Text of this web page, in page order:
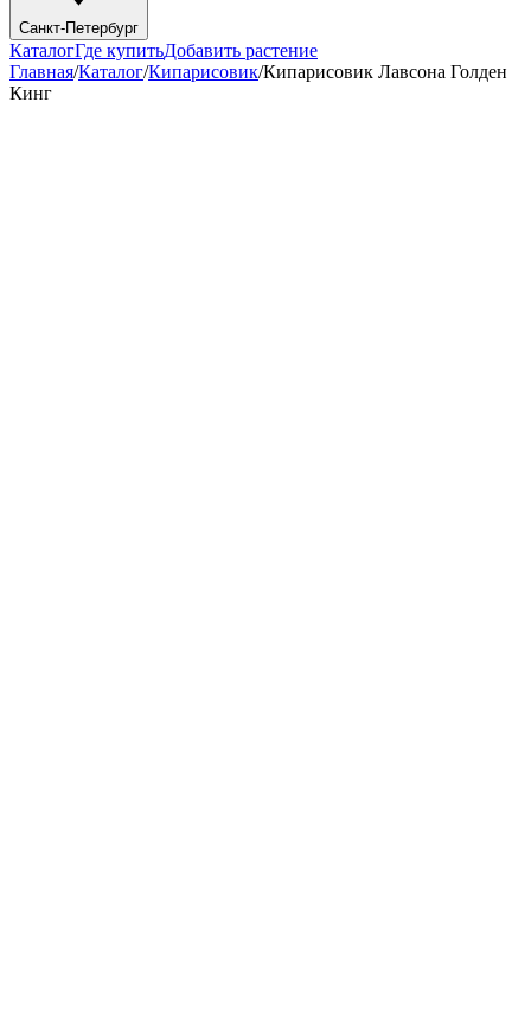
Санкт-Петербург
КаталогГде купитьДобавить растение
Главная/Каталог/Кипарисовик/Кипарисовик Лавсона Голден
Кинг